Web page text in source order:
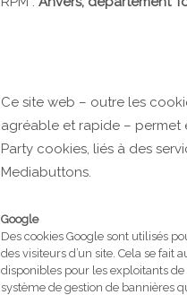
Ce site web – outre les
agréable et rapide – permet
Party cookies, liés à des
Mediabuttons.
Google
Des cookies Google sont utilisés
des visiteurs d’un site. Cela se fait
disponibles pour les exploitants de
système de gestion de bannières